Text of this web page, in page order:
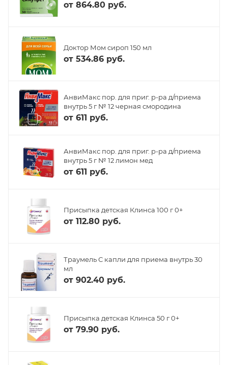
от 864.80 руб.
Доктор Мом сироп 150 мл
от 534.86 руб.
АнвиМакс пор. для приг. р-ра д/приема
внутрь 5 г № 12 черная смородина
от 611 руб.
АнвиМакс пор. для приг. р-ра д/приема
внутрь 5 г № 12 лимон мед
от 611 руб.
Присыпка детская Клинса 100 г 0+
от 112.80 руб.
Траумель С капли для приема внутрь 30
мл
от 902.40 руб.
Присыпка детская Клинса 50 г 0+
от 79.90 руб.